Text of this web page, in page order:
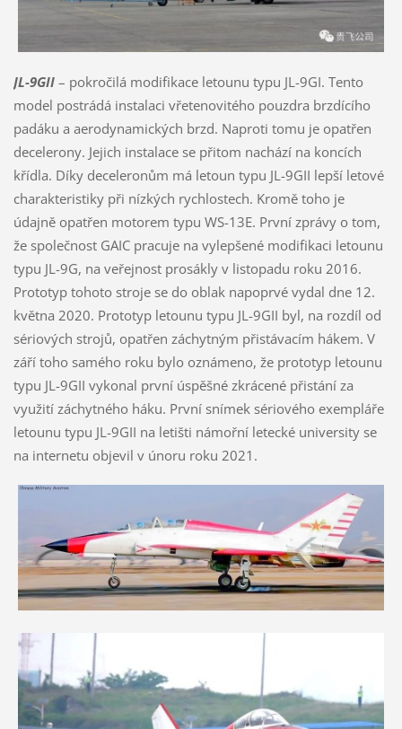
JL-9GII– pokročilá modifikace letounu typu JL-9GI. Tento
model postrádá instalaci vřetenovitého pouzdra brzdícího
padáku a aerodynamických brzd. Naproti tomu je opatřen
decelerony. Jejich instalace se přitom nachází na koncích
křídla. Díky deceleronům má letoun typu JL-9GII lepší letové
charakteristiky při nízkých rychlostech. Kromě toho je
údajně opatřen motorem typu WS-13E. První zprávy o tom,
že společnost GAIC pracuje na vylepšené modifikaci letounu
typu JL-9G, na veřejnost prosákly v listopadu roku 2016.
Prototyp tohoto stroje se do oblak napoprvé vydal dne 12.
května 2020. Prototyp letounu typu JL-9GII byl, na rozdíl od
sériových strojů, opatřen záchytným přistávacím hákem. V
září toho samého roku bylo oznámeno, že prototyp letounu
typu JL-9GII vykonal první úspěšné zkrácené přistání za
využití záchytného háku. První snímek sériového exempláře
letounu typu JL-9GII na letišti námořní letecké university se
na internetu objevil v únoru roku 2021.